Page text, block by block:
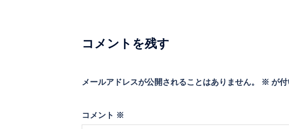
コメントを残す
メールアドレスが公開されることはありません。 ※ が
コメント ※